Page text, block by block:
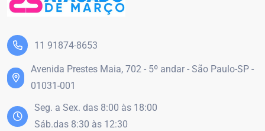
11 91874-8653
Avenida Prestes Maia, 702 - 5º andar - São Paulo-SP -
01031-001
Seg. a Sex. das 8:00 às 18:00
Sáb.das 8:30 às 12:30